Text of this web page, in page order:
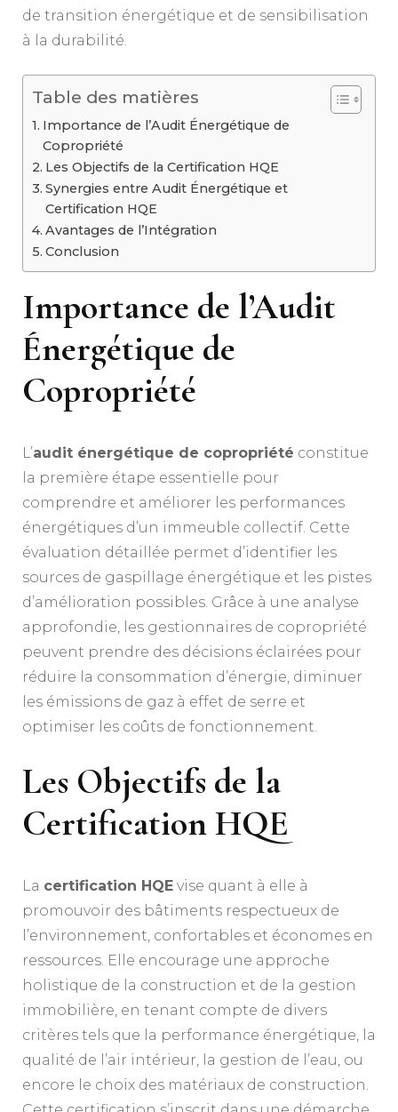
de transition énergétique et de sensibilisation
à la durabilité.
Table des matières
Importance de l’Audit Énergétique de
Copropriété
Les Objectifs de la Certification HQE
Synergies entre Audit Énergétique et
Certification HQE
Avantages de l’Intégration
Conclusion
Importance de l’Audit
Énergétique de
Copropriété
L’audit énergétique de copropriété constitue
la première étape essentielle pour
comprendre et améliorer les performances
énergétiques d’un immeuble collectif. Cette
évaluation détaillée permet d’identifier les
sources de gaspillage énergétique et les pistes
d’amélioration possibles. Grâce à une analyse
approfondie, les gestionnaires de copropriété
peuvent prendre des décisions éclairées pour
réduire la consommation d’énergie, diminuer
les émissions de gaz à effet de serre et
optimiser les coûts de fonctionnement.
Les Objectifs de la
Certification HQE
La certification HQE vise quant à elle à
promouvoir des bâtiments respectueux de
l’environnement, confortables et économes en
ressources. Elle encourage une approche
holistique de la construction et de la gestion
immobilière, en tenant compte de divers
critères tels que la performance énergétique, la
qualité de l’air intérieur, la gestion de l’eau, ou
encore le choix des matériaux de construction.